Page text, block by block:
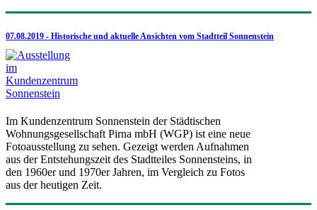
07.08.2019 - Historische und aktuelle Ansichten vom Stadtteil Sonnenstein
Im Kundenzentrum Sonnenstein der Städtischen
Wohnungsgesellschaft Pirna mbH (WGP) ist eine neue
Fotoausstellung zu sehen. Gezeigt werden Aufnahmen
aus der Entstehungszeit des Stadtteiles Sonnensteins, in
den 1960er und 1970er Jahren, im Vergleich zu Fotos
aus der heutigen Zeit.